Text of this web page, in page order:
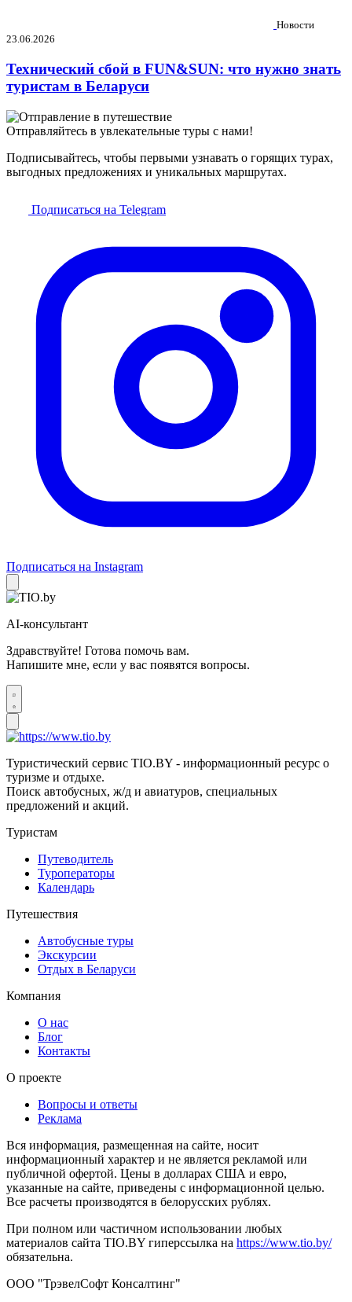
Новости
23.06.2026
Технический сбой в FUN&SUN: что нужно знать
туристам в Беларуси
Отправляйтесь в увлекательные туры с нами!
Подписывайтесь, чтобы первыми узнавать о горящих турах,
выгодных предложениях и уникальных маршрутах.
Подписаться на Telegram
Подписаться на Instagram
AI-консультант
Здравствуйте! Готова помочь вам.
Напишите мне, если у вас появятся вопросы.
Туристический сервис TIO.BY - информационный ресурс о
туризме и отдыхе.
Поиск автобусных, ж/д и авиатуров, специальных
предложений и акций.
Туристам
Путеводитель
Туроператоры
Календарь
Путешествия
Автобусные туры
Экскурсии
Отдых в Беларуси
Компания
О нас
Блог
Контакты
О проекте
Вопросы и ответы
Реклама
Вся информация, размещенная на сайте, носит
информационный характер и не является рекламой или
публичной офертой. Цены в долларах США и евро,
указанные на сайте, приведены с информационной целью.
Все расчеты производятся в белорусских рублях.
При полном или частичном использовании любых
материалов сайта TIO.BY гиперссылка на https://www.tio.by/
обязательна.
ООО "ТрэвелСофт Консалтинг"